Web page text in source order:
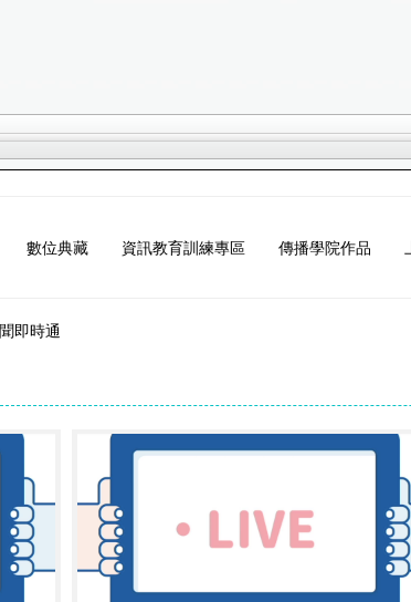
數位典藏 資訊教育訓練專區 傳播學院作品
即時通